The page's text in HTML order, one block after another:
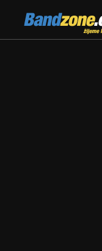
Bandzone.cz
žijeme hudbou